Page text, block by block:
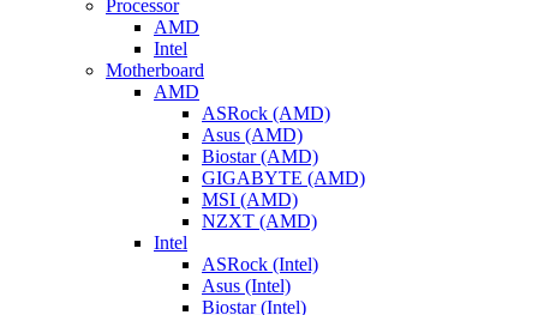
Processor
AMD
Intel
Motherboard
AMD
ASRock (AMD)
Asus (AMD)
Biostar (AMD)
GIGABYTE (AMD)
MSI (AMD)
NZXT (AMD)
Intel
ASRock (Intel)
Asus (Intel)
Biostar (Intel)